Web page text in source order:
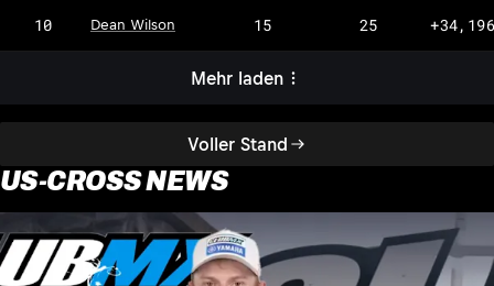
Voller Stand
10 Dean Wilson 15 25 +34,196
Mehr laden
US-CROSS NEWS